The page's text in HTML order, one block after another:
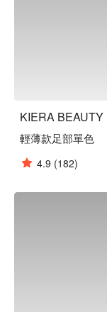
KIERA BEAUTY
輕薄款足部單色
4.9 (182)